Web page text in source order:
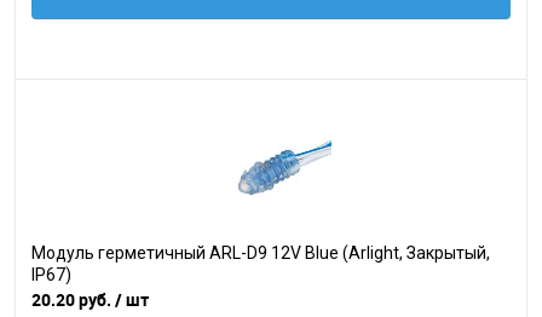
Модуль герметичный ARL-D9 12V Blue (Arlight, Закрытый,
IP67)
20.20 руб. / шт